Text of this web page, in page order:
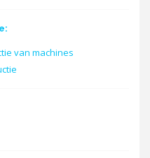
van machines